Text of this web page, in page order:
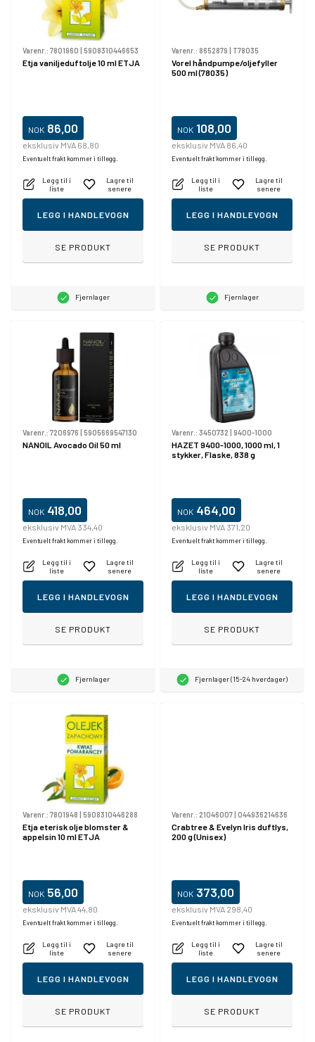
Varenr.: 7801960 5908310446653
Etja vaniljeduftolje 10 ml ETJA
NOK 86,00
eksklusiv MVA 68,80
Eventuelt frakt kommer i tillegg.
Legg til i
liste
Lagre til
senere
LEGG I HANDLEVOGN
SE PRODUKT
Fjernlager
Varenr.: 8652879 T78035
Vorel håndpumpe/oljefyller
500 ml (78035)
NOK 108,00
eksklusiv MVA 86,40
Eventuelt frakt kommer i tillegg.
Legg til i
liste
Lagre til
senere
LEGG I HANDLEVOGN
SE PRODUKT
Fjernlager
Varenr.: 7206976 5905669547130
NANOIL Avocado Oil 50 ml
NOK 418,00
eksklusiv MVA 334,40
Eventuelt frakt kommer i tillegg.
Legg til i
liste
Lagre til
senere
LEGG I HANDLEVOGN
SE PRODUKT
Fjernlager
Varenr.: 3450732 9400-1000
HAZET 9400-1000, 1000 ml, 1
stykker, Flaske, 838 g
NOK 464,00
eksklusiv MVA 371,20
Eventuelt frakt kommer i tillegg.
Legg til i
liste
Lagre til
senere
LEGG I HANDLEVOGN
SE PRODUKT
Fjernlager (15-24 hverdager)
Varenr.: 7801948 | 5908310446288
Etja eterisk olje blomster &
appelsin 10 ml ETJA
NOK 56,00
eksklusiv MVA 44,80
Eventuelt frakt kommer i tillegg.
Legg til i
liste
Lagre til
senere
LEGG I HANDLEVOGN
SE PRODUKT
Varenr.: 21046007| 044936214636
Crabtree & Evelyn Iris duftlys,
200 g (Unisex)
NOK 373,00
eksklusiv MVA 298,40
Eventuelt frakt kommer i tillegg.
Legg til i
liste
Lagre til
senere
LEGG I HANDLEVOGN
SE PRODUKT